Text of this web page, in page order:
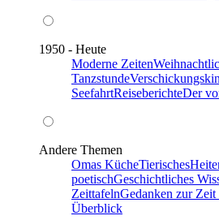
1950 - Heute
Moderne Zeiten
Tanzstunde
SeefahrtReiseberichteDer
Andere Themen
Omas KücheTierisches
poetischGeschichtliches
ZeittafelnGedanken zur
Überblick